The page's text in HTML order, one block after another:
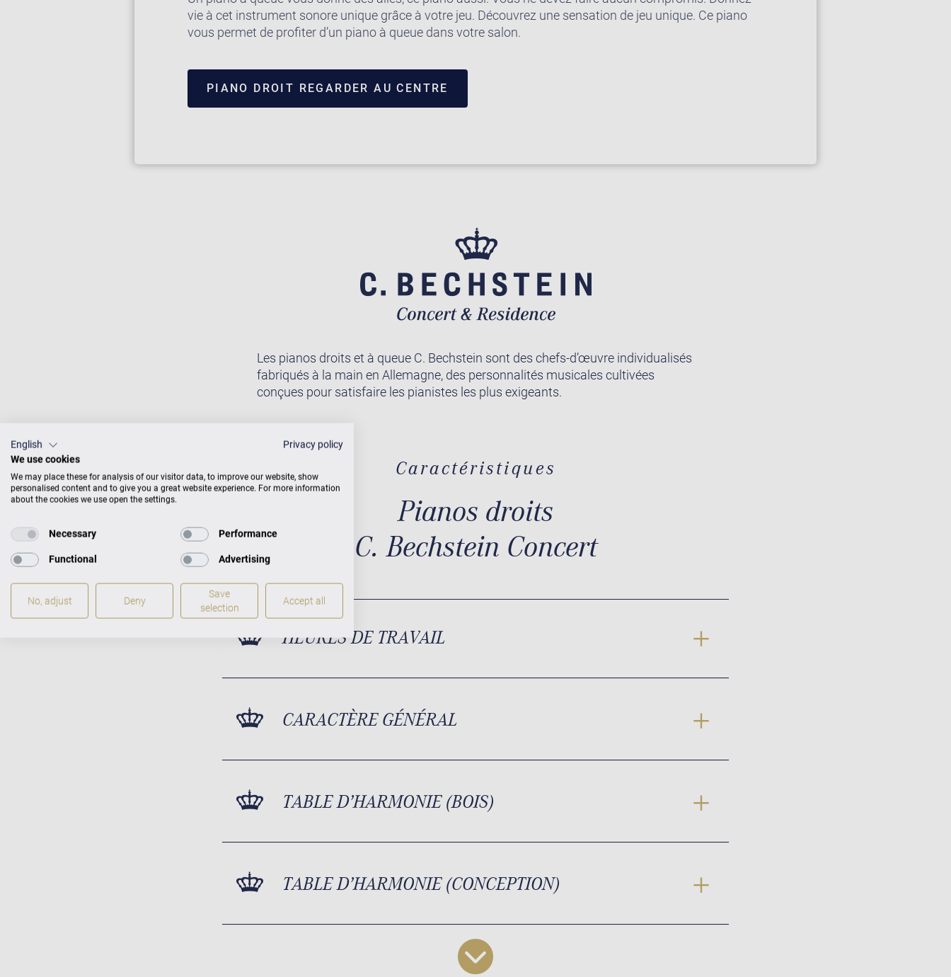
vie à cet instrument sonore unique grâce à votre jeu. Découvrez une sensation de jeu unique. Ce piano
vous permet de profiter d’un piano à queue dans votre salon.
PIANO DROIT REGARDER AU CENTRE
Les pianos droits et à queue C. Bechstein sont des chefs-d’œuvre individualisés
fabriqués à la main en Allemagne, des personnalités musicales cultivées
conçues pour satisfaire les pianistes les plus exigeants.
Caractéristiques
Pianos droits
C. Bechstein Concert
HEURES DE TRAVAIL
CARACTÈRE GÉNÉRAL
TABLE D’HARMONIE (BOIS)
TABLE D’HARMONIE (CONCEPTION)
English
Privacy policy
We use cookies
We may place these for analysis of our visitor data, to improve our website, show
personalised content and to give you a great website experience. For more information
about the cookies we use open the settings.
Necessary Performance
Functional Advertising
No, adjust Deny
Save
selection
Accept all